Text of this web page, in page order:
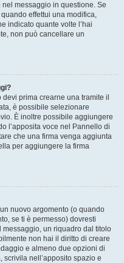
nel messaggio in questione. Se
effettui una modifica,
indicato quante volte l’hai
non può cancellare un
prima crearne una tramite il
è possibile selezionare
È inoltre possibile aggiungere
l’apposita voce nel Pannello di
che una firma venga aggiunta
per aggiungere la firma
nuovo argomento (o quando
se ti è permesso) dovresti
messaggio, un riquadro dal titolo
non hai il diritto di creare
e almeno due opzioni di
scrivila nell’apposito spazio e